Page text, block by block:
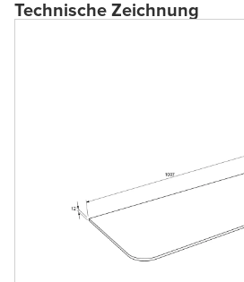
Technische Zeichnung